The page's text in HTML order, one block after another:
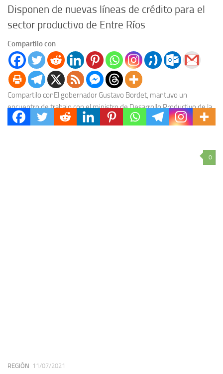
Disponen de nuevas líneas de crédito para el
sector productivo de Entre Ríos
Compartilo con
Compartilo conEl gobernador Gustavo Bordet, mantuvo un
encuentro de trabajo con el ministro de Desarrollo Productivo de la
Nación, Matías Kulfas, con quien avanzó en...
0
REGIÓN 11/07/2021